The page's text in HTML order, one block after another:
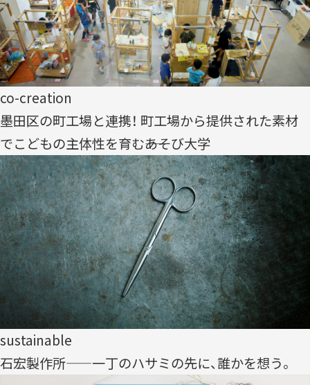
co-creation
墨田区の町工場と連携！ 町工場から提供された素材
でこどもの主体性を育む――あそび大学
sustainable
石宏製作所——一丁のハサミの先に、誰かを想う。